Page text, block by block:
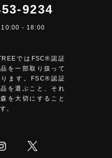
9234
10:00 - 18:00
ではFSC®︎認証
を一部取り扱って
ります。FSC®認証
を選ぶこと、それ
を大切にすること
。